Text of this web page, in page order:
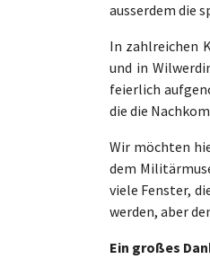
ausserdem die
In zahlreichen
und in
feierlich
die die
Wir möchten
dem
viele Fenster,
werden, aber
Ein großes